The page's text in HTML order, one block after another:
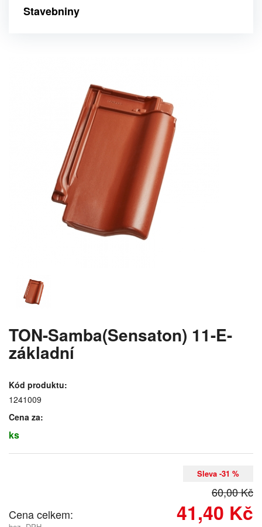
Stavebniny
TON-Samba(Sensaton) 11-E-
základní
Kód produktu:
1241009
Cena za:
ks
Sleva -31 %
60,00 Kč
Cena celkem:
41,40 Kč